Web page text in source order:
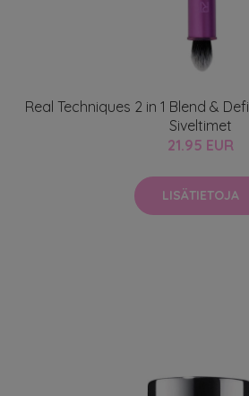
Real Techniques 2 in 1 Blend &
Siveltimet
21.95 EUR
LISÄTIETOJA